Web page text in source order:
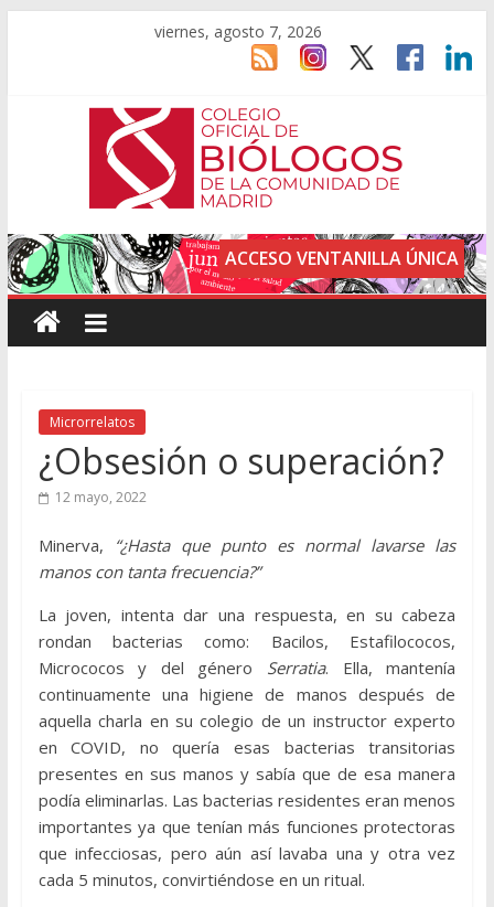
viernes, agosto 7, 2026
ACCESO VENTANILLA ÚNICA
Microrrelatos
¿Obsesión o superación?
12 mayo, 2022
Minerva,
“¿Hasta que punto es normal lavarse las
manos con tanta frecuencia?”
La joven, intenta dar una respuesta, en su cabeza
rondan bacterias como: Bacilos, Estafilococos,
Micrococos y del género Serratia. Ella, mantenía
continuamente una higiene de manos después de
aquella charla en su colegio de un instructor experto
en COVID, no quería esas bacterias transitorias
presentes en sus manos y sabía que de esa manera
podía eliminarlas. Las bacterias residentes eran menos
importantes ya que tenían más funciones protectoras
que infecciosas, pero aún así lavaba una y otra vez
cada 5 minutos, convirtiéndose en un ritual.